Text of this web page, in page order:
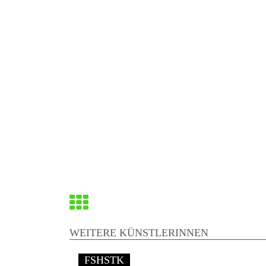
Zurück
zur
Übersicht
WEITERE KÜNSTLERINNEN
FSHSTK